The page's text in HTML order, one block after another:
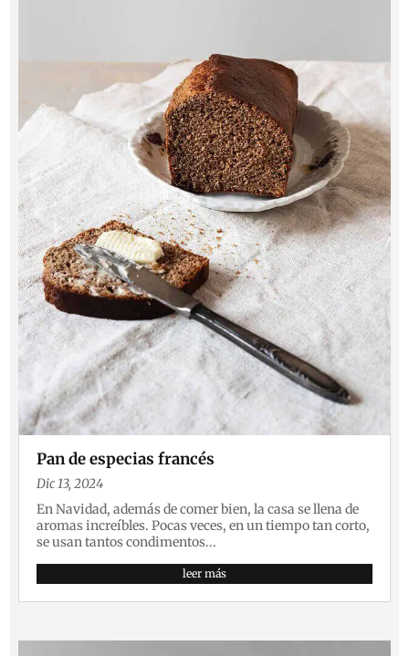
Pan de especias francés
Dic 13, 2024
En Navidad, además de comer bien, la casa se llena de
aromas increíbles. Pocas veces, en un tiempo tan corto,
se usan tantos condimentos...
leer más